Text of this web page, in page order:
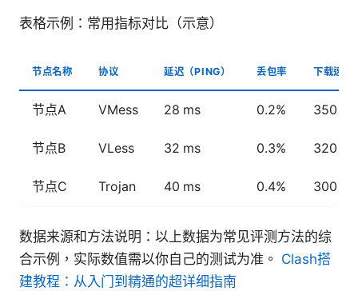
表格示例：常用指标对比（示意）
节点名称 协议 延迟（PING） 丢包率 下载速度
节点A VMess 28 ms 0.2% 350
节点B VLess 32 ms 0.3% 320
节点C Trojan 40 ms 0.4% 300
数据来源和方法说明：以上数据为常见评测方法的综
合示例，实际数值需以你自己的测试为准。 Clash搭
建教程：从入门到精通的超详细指南